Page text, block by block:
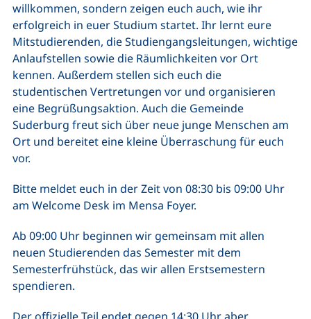
willkommen, sondern zeigen euch auch, wie ihr
erfolgreich in euer Studium startet. Ihr lernt eure
Mitstudierenden, die Studiengangsleitungen, wichtige
Anlaufstellen sowie die Räumlichkeiten vor Ort
kennen. Außerdem stellen sich euch die
studentischen Vertretungen vor und organisieren
eine Begrüßungsaktion. Auch die Gemeinde
Suderburg freut sich über neue junge Menschen am
Ort und bereitet eine kleine Überraschung für euch
vor.
Bitte meldet euch in der Zeit von 08:30 bis 09:00 Uhr
am Welcome Desk im Mensa Foyer.
Ab 09:00 Uhr beginnen wir gemeinsam mit allen
neuen Studierenden das Semester mit dem
Semesterfrühstück, das wir allen Erstsemestern
spendieren.